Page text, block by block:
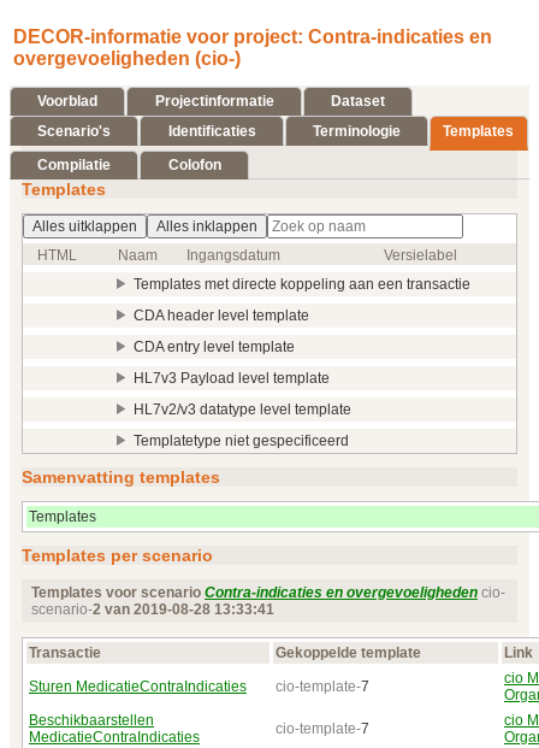
DECOR-informatie voor project: Contra-indicaties en
overgevoeligheden (cio-)
Voorblad Projectinformatie
Dataset
Scenario's
Identificaties Terminologie Templates
Compilatie Colofon
Templates
Alles uitklappen
Alles inklappen
HTML
Naam Ingangsdatum
Versielabel
Templates met directe koppeling aan een transactie
CDA header level template
CDA entry level template
HL7v3 Payload level template
HL7v2/v3 datatype level template
Templatetype niet gespecificeerd
Samenvatting templates
Templates
Templates per scenario
Templates voor scenario Contra-indicaties en overgevoeligheden cio-
scenario-2 van 2019‑08‑28 13:33:41
Transactie Gekoppelde template
Link
Sturen MedicatieContraIndicaties
cio-template-7
cio
Beschikbaarstellen
MedicatieContraIndicaties
cio-template-7
cio